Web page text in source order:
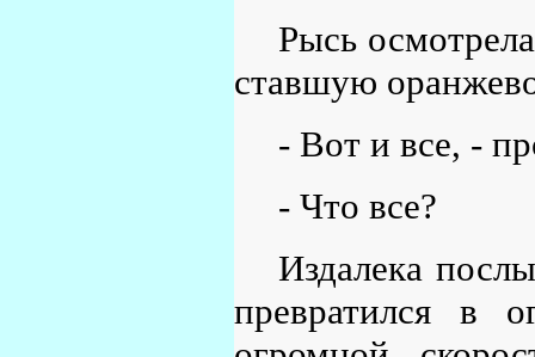
Рысь
ставшую
- Вот и все, -
- Что все?
Издалека
превратился в